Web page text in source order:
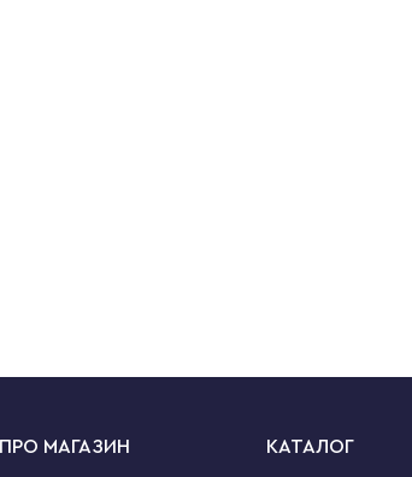
ПРО МАГАЗИН КАТАЛОГ